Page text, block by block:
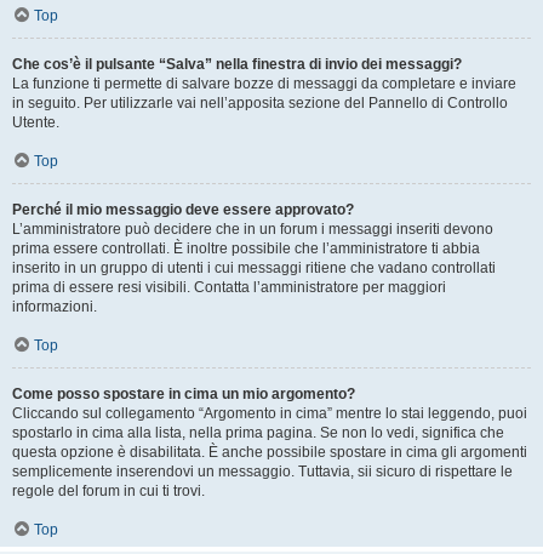
Top
Che cos’è il pulsante “Salva” nella finestra di invio dei messaggi?
La funzione ti permette di salvare bozze di messaggi da completare e inviare
in seguito. Per utilizzarle vai nell’apposita sezione del Pannello di Controllo
Utente.
Top
Perché il mio messaggio deve essere approvato?
L’amministratore può decidere che in un forum i messaggi inseriti devono
prima essere controllati. È inoltre possibile che l’amministratore ti abbia
inserito in un gruppo di utenti i cui messaggi ritiene che vadano controllati
prima di essere resi visibili. Contatta l’amministratore per maggiori
informazioni.
Top
Come posso spostare in cima un mio argomento?
Cliccando sul collegamento “Argomento in cima” mentre lo stai leggendo, puoi
spostarlo in cima alla lista, nella prima pagina. Se non lo vedi, significa che
questa opzione è disabilitata. È anche possibile spostare in cima gli argomenti
semplicemente inserendovi un messaggio. Tuttavia, sii sicuro di rispettare le
regole del forum in cui ti trovi.
Top